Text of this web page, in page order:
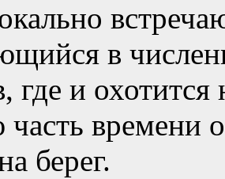
в
где и
времени
берег.